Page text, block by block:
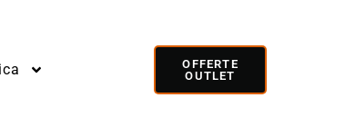
OFFERTE
OUTLET